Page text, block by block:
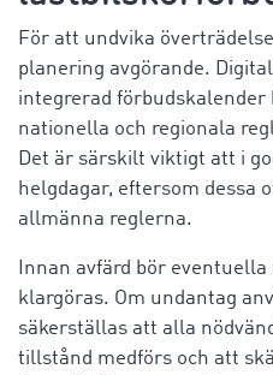
För att undvika
planering avgörande.
integrerad
nationella och regionala
Det är särskilt viktigt att i
helgdagar, eftersom dessa
allmänna reglerna.
Innan avfärd bör
klargöras. Om undantag
säkerställas att alla
tillstånd medförs och att